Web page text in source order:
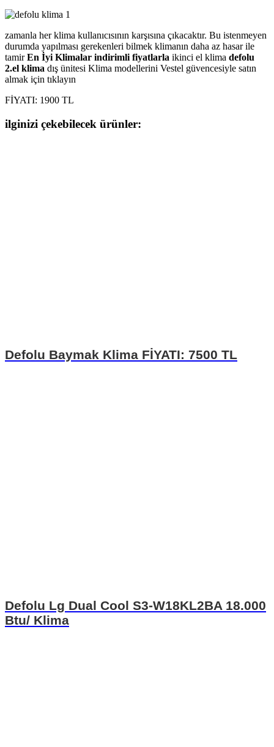
zamanla her klima kullanıcısının karşısına çıkacaktır. Bu istenmeyen
durumda yapılması gerekenleri bilmek klimanın daha az hasar ile
tamirEn İyi Klimalar indirimli fiyatlarla ikinci el klima defolu
2.el klima dış ünitesi Klima modellerini Vestel güvencesiyle satın
almak için tıklayın
FİYATI: 1900 TL
ilginizi çekebilecek ürünler:
Defolu Baymak Klima FİYATI: 7500 TL
Defolu Lg Dual Cool S3-W18KL2BA 18.000
Btu/ Klima